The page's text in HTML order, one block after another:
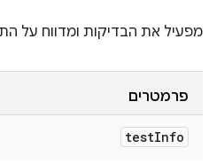
מפעיל את הבדיקות ומדווח על
פרמטרים
testInfo